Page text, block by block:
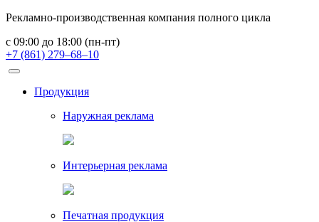
Рекламно-производственная компания полного цикла
с 09:00 до 18:00 (пн-пт)
+7 (861) 279–68–10
Продукция
Наружная реклама
Интерьерная реклама
Печатная продукция